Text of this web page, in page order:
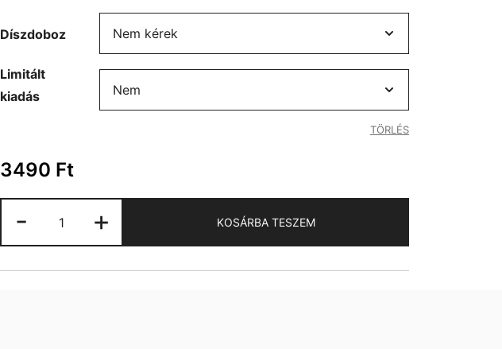
Díszdoboz
Limitált
kiadás
TÖRLÉS
3490 Ft
-
bögre
mennyiség
+ KOSÁRBA TESZEM